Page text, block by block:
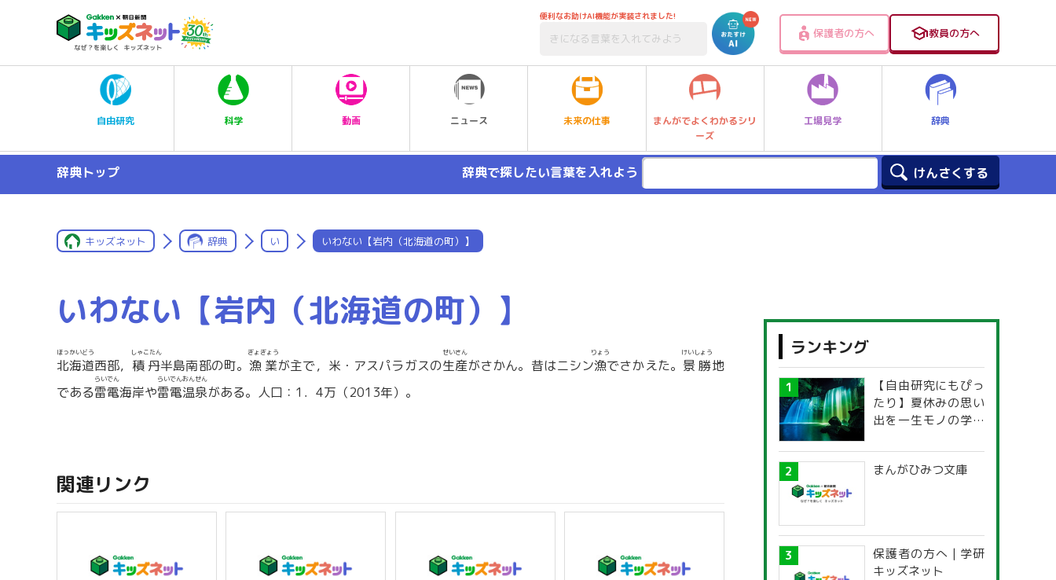
便利なお助けAI機能が実装されました!
保護者の方へ 教員の方へ
自由研究 科学 動画 ニュース 未来の仕事
まんがでよくわかるシリ
ーズ
工場見学 辞典
辞典トップ 辞典で探したい言葉を入れよう
キッズネット 辞典 い いわない【岩内（北海道の町）】
いわない【岩内（北海道の町）】
北海道
ほっかいどう
西部， 積丹
しゃこたん
半島南部の町。 漁業
ぎょぎょう
が主で，米・アスパラガスの生産
せいさん
がさかん。昔はニシン漁
りょう
でさかえた。 景勝
けいしょう
地
である雷電
らいでん
海岸や雷電温泉
らいでんおんせん
がある。人口：1．4万（2013年）。
関連リンク
ランキング
【自由研究にもぴっ
たり】夏休みの思い
出を一生モノの学び
探究ガイド
まんがひみつ文庫
保護者の方へ | 学研
キッズネット